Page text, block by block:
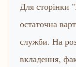
Для сторінки
остаточна
служби. На
вкладення,